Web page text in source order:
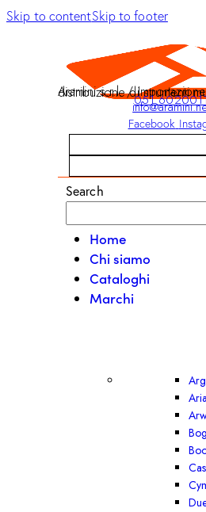
Skip to contentSkip to footer
Aramini s.r.l. / Importazione e distribuzione di
051
Facebook
Search
Home
Chi siamo
Cataloghi
Marchi
Aria